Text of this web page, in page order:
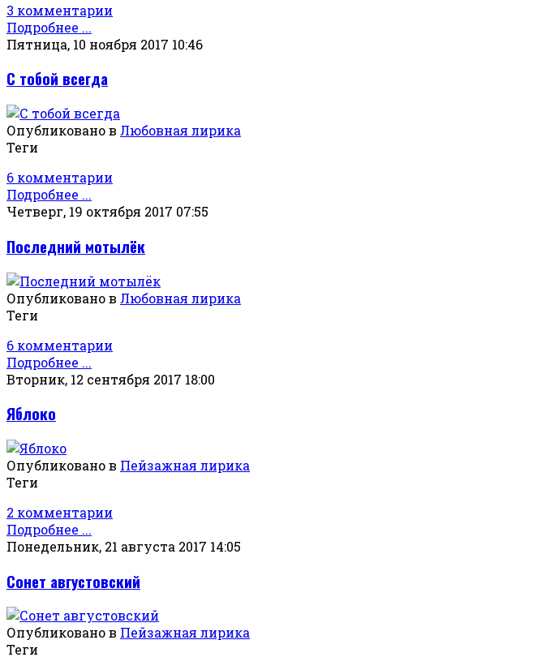
3 комментарии
Подробнее ...
Пятница, 10 ноября 2017 10:46
С тобой всегда
Опубликовано в Любовная лирика
Теги
6 комментарии
Подробнее ...
Четверг, 19 октября 2017 07:55
Последний мотылёк
Опубликовано в Любовная лирика
Теги
6 комментарии
Подробнее ...
Вторник, 12 сентября 2017 18:00
Яблоко
Опубликовано в Пейзажная лирика
Теги
2 комментарии
Подробнее ...
Понедельник, 21 августа 2017 14:05
Сонет августовский
Опубликовано в Пейзажная лирика
Теги